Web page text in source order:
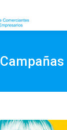
Campañas